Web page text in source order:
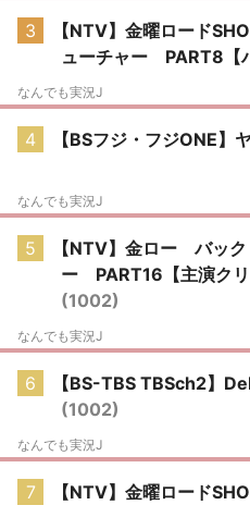
3
【NTV】金曜ロード
ューチャー PART8【
なんでも実況J
4 【BSフジ・フジONE
なんでも実況J
5
【NTV】金ロー バッ
ー PART16【主演クリ
(1002)
なんでも実況J
6
【BS-TBS TBSch2】
(1002)
なんでも実況J
7
【NTV】金曜ロード